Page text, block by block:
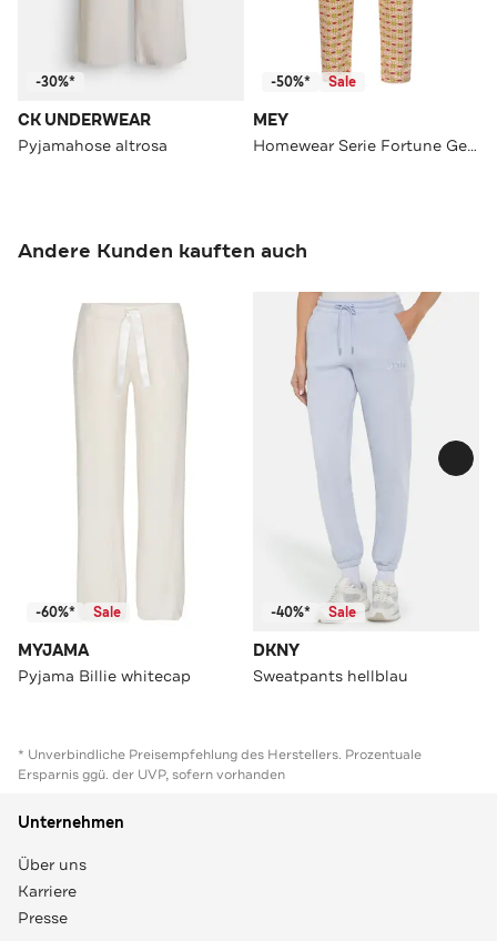
-30%*
CK UNDERWEAR
Pyjamahose altrosa
-50%* Sale
MEY
Homewear Serie Fortune Geometry Rose Pearl
Andere Kunden kauften auch
-60%* Sale
MYJAMA
Pyjama Billie whitecap
-40%* Sale
DKNY
Sweatpants hellblau
* Unverbindliche Preisempfehlung des Herstellers. Prozentuale
Ersparnis ggü. der UVP, sofern vorhanden
Unternehmen
Über uns
Karriere
Presse